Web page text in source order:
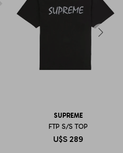
SUPREME
FTP S/S TOP
U$S 289